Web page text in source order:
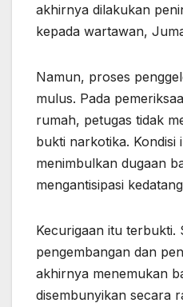
akhirnya dilakukan
kepada wartawan,
Namun, proses
mulus. Pada
rumah, petugas tidak
bukti narkotika. Kondisi
menimbulkan dugaan
mengantisipasi
Kecurigaan itu terbukti.
pengembangan dan
akhirnya menemukan
disembunyikan secara